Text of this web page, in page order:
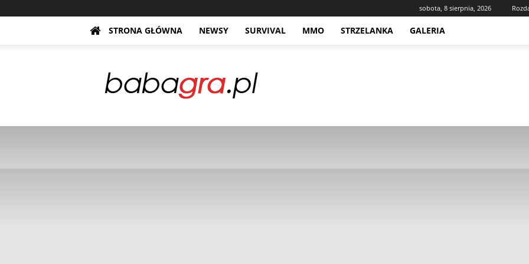
sobota, 8 sierpnia, 2026
STRONA GŁÓWNA NEWSY SURVIVAL MMO STRZELANKA GALERIA